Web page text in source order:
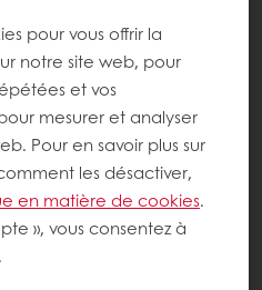
pour vous offrir la
notre site web, pour
et vos
mesurer et analyser
Pour en savoir plus sur
les désactiver,
en matière de cookies.
», vous consentez à